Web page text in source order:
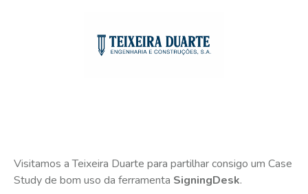
Visitamos a Teixeira Duarte para partilhar consigo um Case
Study de bom uso da ferramenta SigningDesk.